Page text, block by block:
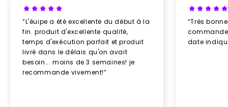
“L'éuipe a été excellente du début à la
fin. produit d'excellente qualité,
temps d'exécution parfait et produit
livré dans le délais qu'on avait
besoin... moins de 3 semaines! je
recommande vivement!”
“Très
date